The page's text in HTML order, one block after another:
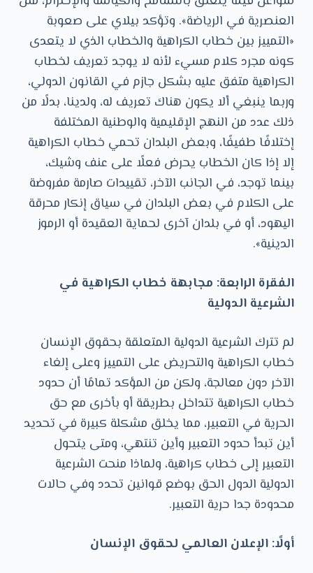
العنصرية في الرياضة». وتؤكد بيلاي على صعوبة
«التمييز بين خطاب الكراهية والخطاب الذي لا يتعدى
كونه مجرد كلام مسيء لأنه لا يوجد تعريف لخطاب
الكراهية متفق عليه بشكل جازم في القانون الدولي،
وربما ينبغي ألا يكون هناك تعريف له، ولدينا، بدلًا من
ذلك عدد من النهج الإقليمية والوطنية المختلفة
إختلافًا طفيفًا، وبعض البلدان تحمي خطاب الكراهية
إلا إذا كان الخطاب يحرض فعلًا على عنف وشيك،
بينما توجد، في الجانب الآخر، تقييدات صارمة مفروضة
على الكلام في بعض البلدان في سياق إنكار محرقة
اليهود، أو في بلدان آخرى لحماية العقيدة أو الرموز
الدينية».
الفقرة الرابعة: مجابهة خطاب الكراهية في
الشرعية الدولية
لم تترك الشرعية الدولية المتعلقة بحقوق الإنسان
خطاب الكراهية والتحريض على التمييز وعلى إلغاء
الآخر دون معالجة، ولكن من المؤكد تمامًا أن حدود
خطاب الكراهية تتداخل بطريقة أو بأخرى مع حق
الحرية في التعبير، مما يخلق مشكلة كبيرة في تحديد
أين تبدأ حدود التعبير وأين تنتهي، ومتى يتحول
التعبير إلى خطاب كراهية، ولماذا منحت الشرعية
الدولية الدول الحق بوضع قوانين تحدد وفي حالات
محدودة جدا حرية التعبير.
أولًا: الإعلان العالمي لحقوق الإنسان